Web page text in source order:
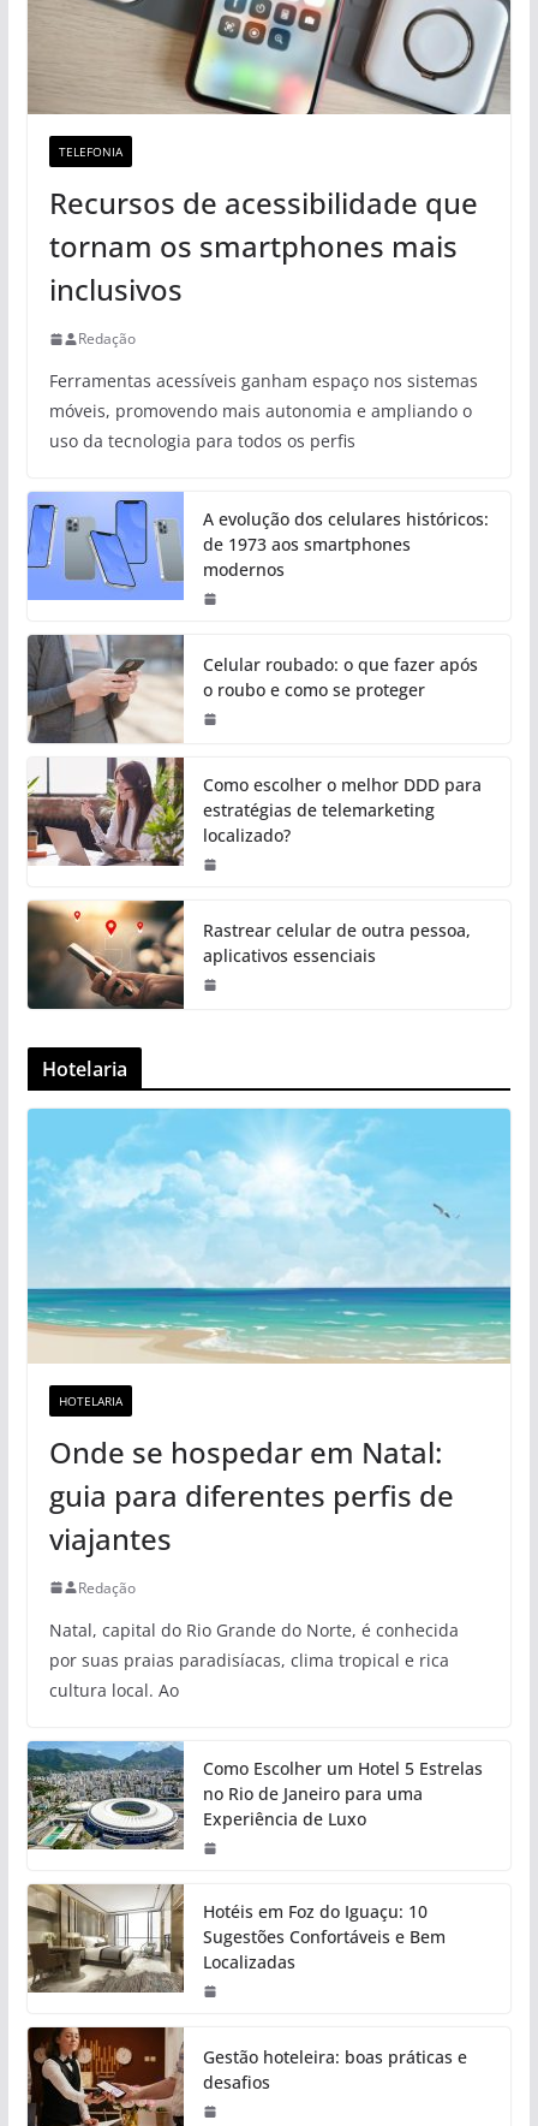
TELEFONIA
Recursos de acessibilidade que
tornam os smartphones mais
inclusivos
Redação
Ferramentas acessíveis ganham espaço nos sistemas
móveis, promovendo mais autonomia e ampliando o
uso da tecnologia para todos os perfis
A evolução dos celulares históricos:
de 1973 aos smartphones
modernos
Celular roubado: o que fazer após
o roubo e como se proteger
Como escolher o melhor DDD para
estratégias de telemarketing
localizado?
Rastrear celular de outra pessoa,
aplicativos essenciais
Hotelaria
HOTELARIA
Onde se hospedar em Natal:
guia para diferentes perfis de
viajantes
Redação
Natal, capital do Rio Grande do Norte, é conhecida
por suas praias paradisíacas, clima tropical e rica
cultura local. Ao
Como Escolher um Hotel 5 Estrelas
no Rio de Janeiro para uma
Experiência de Luxo
Hotéis em Foz do Iguaçu: 10
Sugestões Confortáveis e Bem
Localizadas
Gestão hoteleira: boas práticas e
desafios